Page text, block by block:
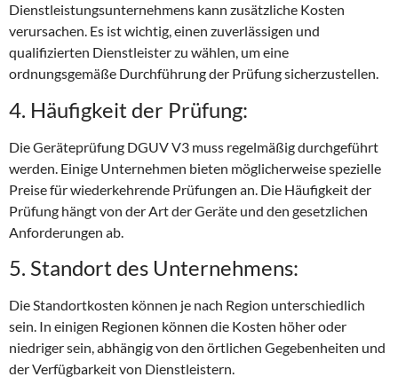
Dienstleistungsunternehmens kann zusätzliche Kosten
verursachen. Es ist wichtig, einen zuverlässigen und
qualifizierten Dienstleister zu wählen, um eine
ordnungsgemäße Durchführung der Prüfung sicherzustellen.
4. Häufigkeit der Prüfung:
Die Geräteprüfung DGUV V3 muss regelmäßig durchgeführt
werden. Einige Unternehmen bieten möglicherweise spezielle
Preise für wiederkehrende Prüfungen an. Die Häufigkeit der
Prüfung hängt von der Art der Geräte und den gesetzlichen
Anforderungen ab.
5. Standort des Unternehmens:
Die Standortkosten können je nach Region unterschiedlich
sein. In einigen Regionen können die Kosten höher oder
niedriger sein, abhängig von den örtlichen Gegebenheiten und
der Verfügbarkeit von Dienstleistern.